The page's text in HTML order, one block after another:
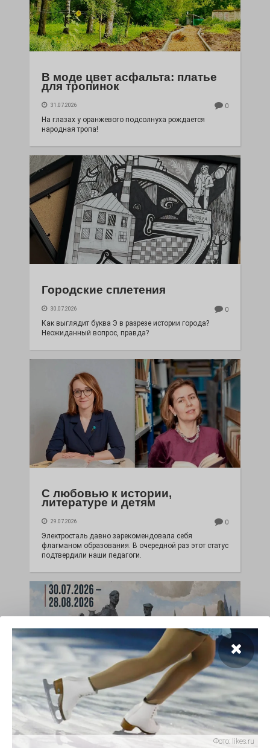
В моде цвет асфальта: платье
для тропинок
31.07.2026 0
На глазах у оранжевого подсолнуха рождается
народная тропа!
Городские сплетения
30.07.2026 0
Как выглядит буква Э в разрезе истории города?
Неожиданный вопрос, правда?
С любовью к истории,
литературе и детям
29.07.2026 0
Электросталь давно зарекомендовала себя
флагманом образования. В очередной раз этот статус
подтвердили наши педагоги.
Чувство Родины — одно на
всех
28.07.2026 0
Фото: likes.ru